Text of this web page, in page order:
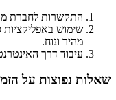
התקשרות לחברת
שימוש באפליקציות
מהיר ונוח.
עיבוד דרך
שאלות נפוצות על